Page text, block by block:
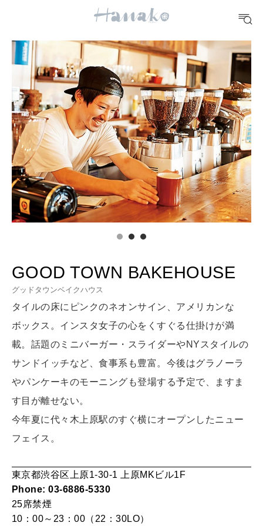
FOOD
おいしい
TRAVEL
どこ行く？
FORTUNE
明日のわたし
[12星座別] Weekly Holoscope
算命学がわかる今月のあなた
HEALTH
LEARN
MAMA
ママもいろいろ
自分を耕す
WORK&MONEY
GOOD TOWN BAKEHOUSE
グッドタウンベイクハウス
タイルの床にピンクのネオンサイン、アメリカンな
ボックス。インスタ女子の心をくすぐる仕掛けが満
載。話題のミニバーガー・スライダーやNYスタイルの
サンドイッチなど、食事系も豊富。今後はグラノーラ
やパンケーキのモーニングも登場する予定で、ますま
す目が離せない。
今年夏に代々木上原駅のすぐ横にオープンしたニュー
フェイス。
東京都渋谷区上原1-30-1 上原MKビル1F
Phone: 03-6886-5330
25席禁煙
10：00～23：00（22：30LO）